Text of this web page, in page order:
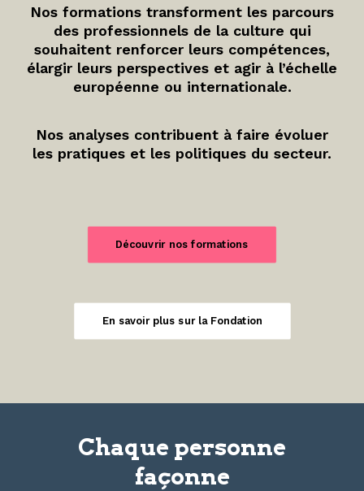
Nos formations transforment les parcours
des professionnels de la culture qui
souhaitent renforcer leurs compétences,
élargir leurs perspectives et agir à l’échelle
européenne ou internationale.
Nos analyses contribuent à faire évoluer
les pratiques et les politiques du secteur.
Découvrir nos formations
En savoir plus sur la Fondation
Chaque personne
façonne